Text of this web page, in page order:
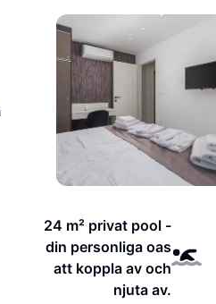
24 m² privat pool -
din personliga oas
att koppla av och
njuta av.